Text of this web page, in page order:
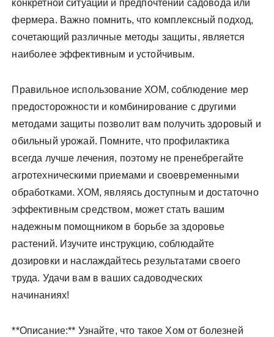
конкретной ситуации и предпочтений садовода или
фермера. Важно помнить, что комплексный подход,
сочетающий различные методы защиты, является
наиболее эффективным и устойчивым.
Правильное использование ХОМ, соблюдение мер
предосторожности и комбинирование с другими
методами защиты позволит вам получить здоровый и
обильный урожай. Помните, что профилактика
всегда лучше лечения, поэтому не пренебрегайте
агротехническими приемами и своевременными
обработками. ХОМ, являясь доступным и достаточно
эффективным средством, может стать вашим
надежным помощником в борьбе за здоровье
растений. Изучите инструкцию, соблюдайте
дозировки и наслаждайтесь результатами своего
труда. Удачи вам в ваших садоводческих
начинаниях!
**Описание:** Узнайте, что такое Хом от болезней